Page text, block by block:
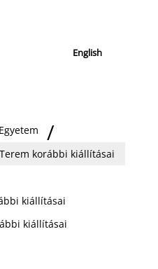
English
korábbi kiállításai
kiállításai
kiállításai